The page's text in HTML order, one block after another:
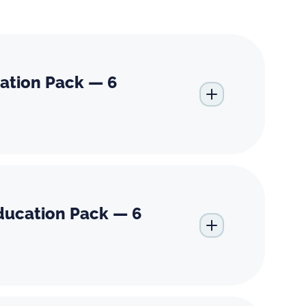
Pack — 6
Pack — 6